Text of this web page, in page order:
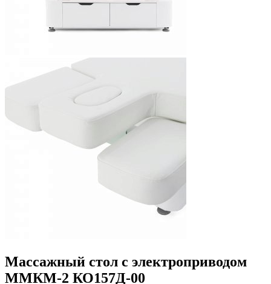
Массажный стол с электроприводом
ММКМ-2 КО157Д-00